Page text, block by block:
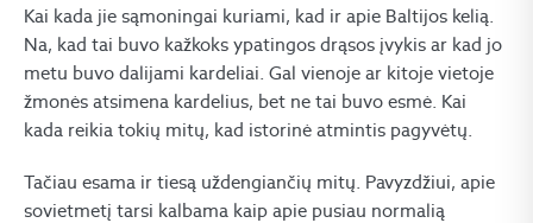
Kai kada jie sąmoningai kuriami, kad ir apie Baltijos kelią.
Na, kad tai buvo kažkoks ypatingos drąsos įvykis ar kad jo
metu buvo dalijami kardeliai. Gal vienoje ar kitoje vietoje
žmonės atsimena kardelius, bet ne tai buvo esmė. Kai
kada reikia tokių mitų, kad istorinė atmintis pagyvėtų.
Tačiau esama ir tiesą uždengiančių mitų. Pavyzdžiui, apie
sovietmetį tarsi kalbama kaip apie pusiau normalią